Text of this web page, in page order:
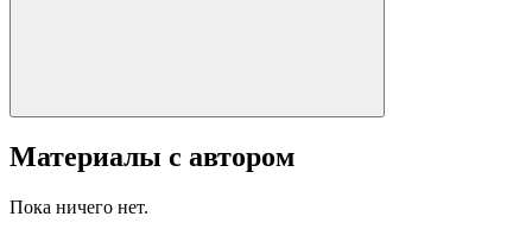
Материалы с автором
Пока ничего нет.